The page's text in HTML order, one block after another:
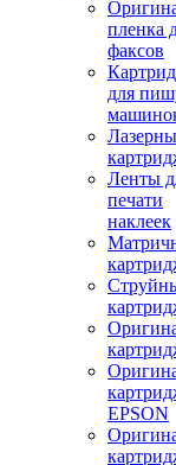
пленка
факсов
для
Ленты
печати
наклеек
EPSON